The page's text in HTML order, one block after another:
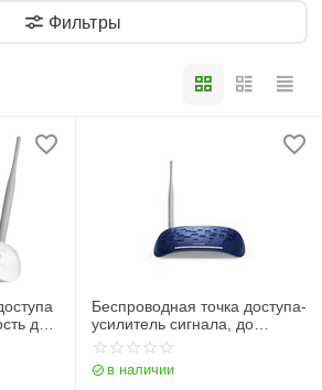
Фильтры
до
Беспроводная точка доступа-
усилитель сигнала, до
150Мбит/с TP-Link TL-
WA730RE
в наличии